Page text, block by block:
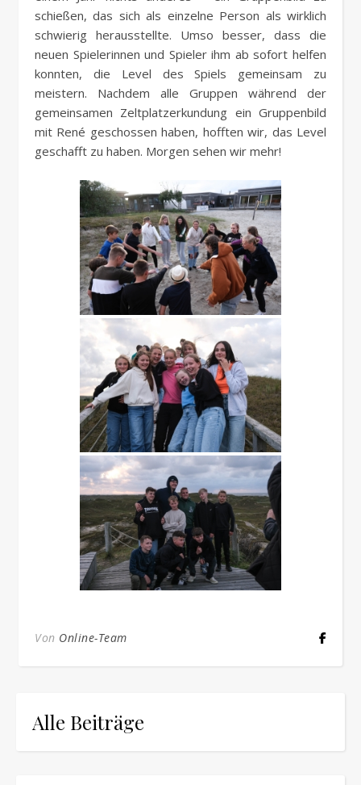
schießen, das sich als einzelne Person als wirklich
schwierig herausstellte. Umso besser, dass die
neuen Spielerinnen und Spieler ihm ab sofort helfen
konnten, die Level des Spiels gemeinsam zu
meistern. Nachdem alle Gruppen während der
gemeinsamen Zeltplatzerkundung ein Gruppenbild
mit René geschossen haben, hofften wir, das Level
geschafft zu haben. Morgen sehen wir mehr!
Von Online-Team
Alle Beiträge